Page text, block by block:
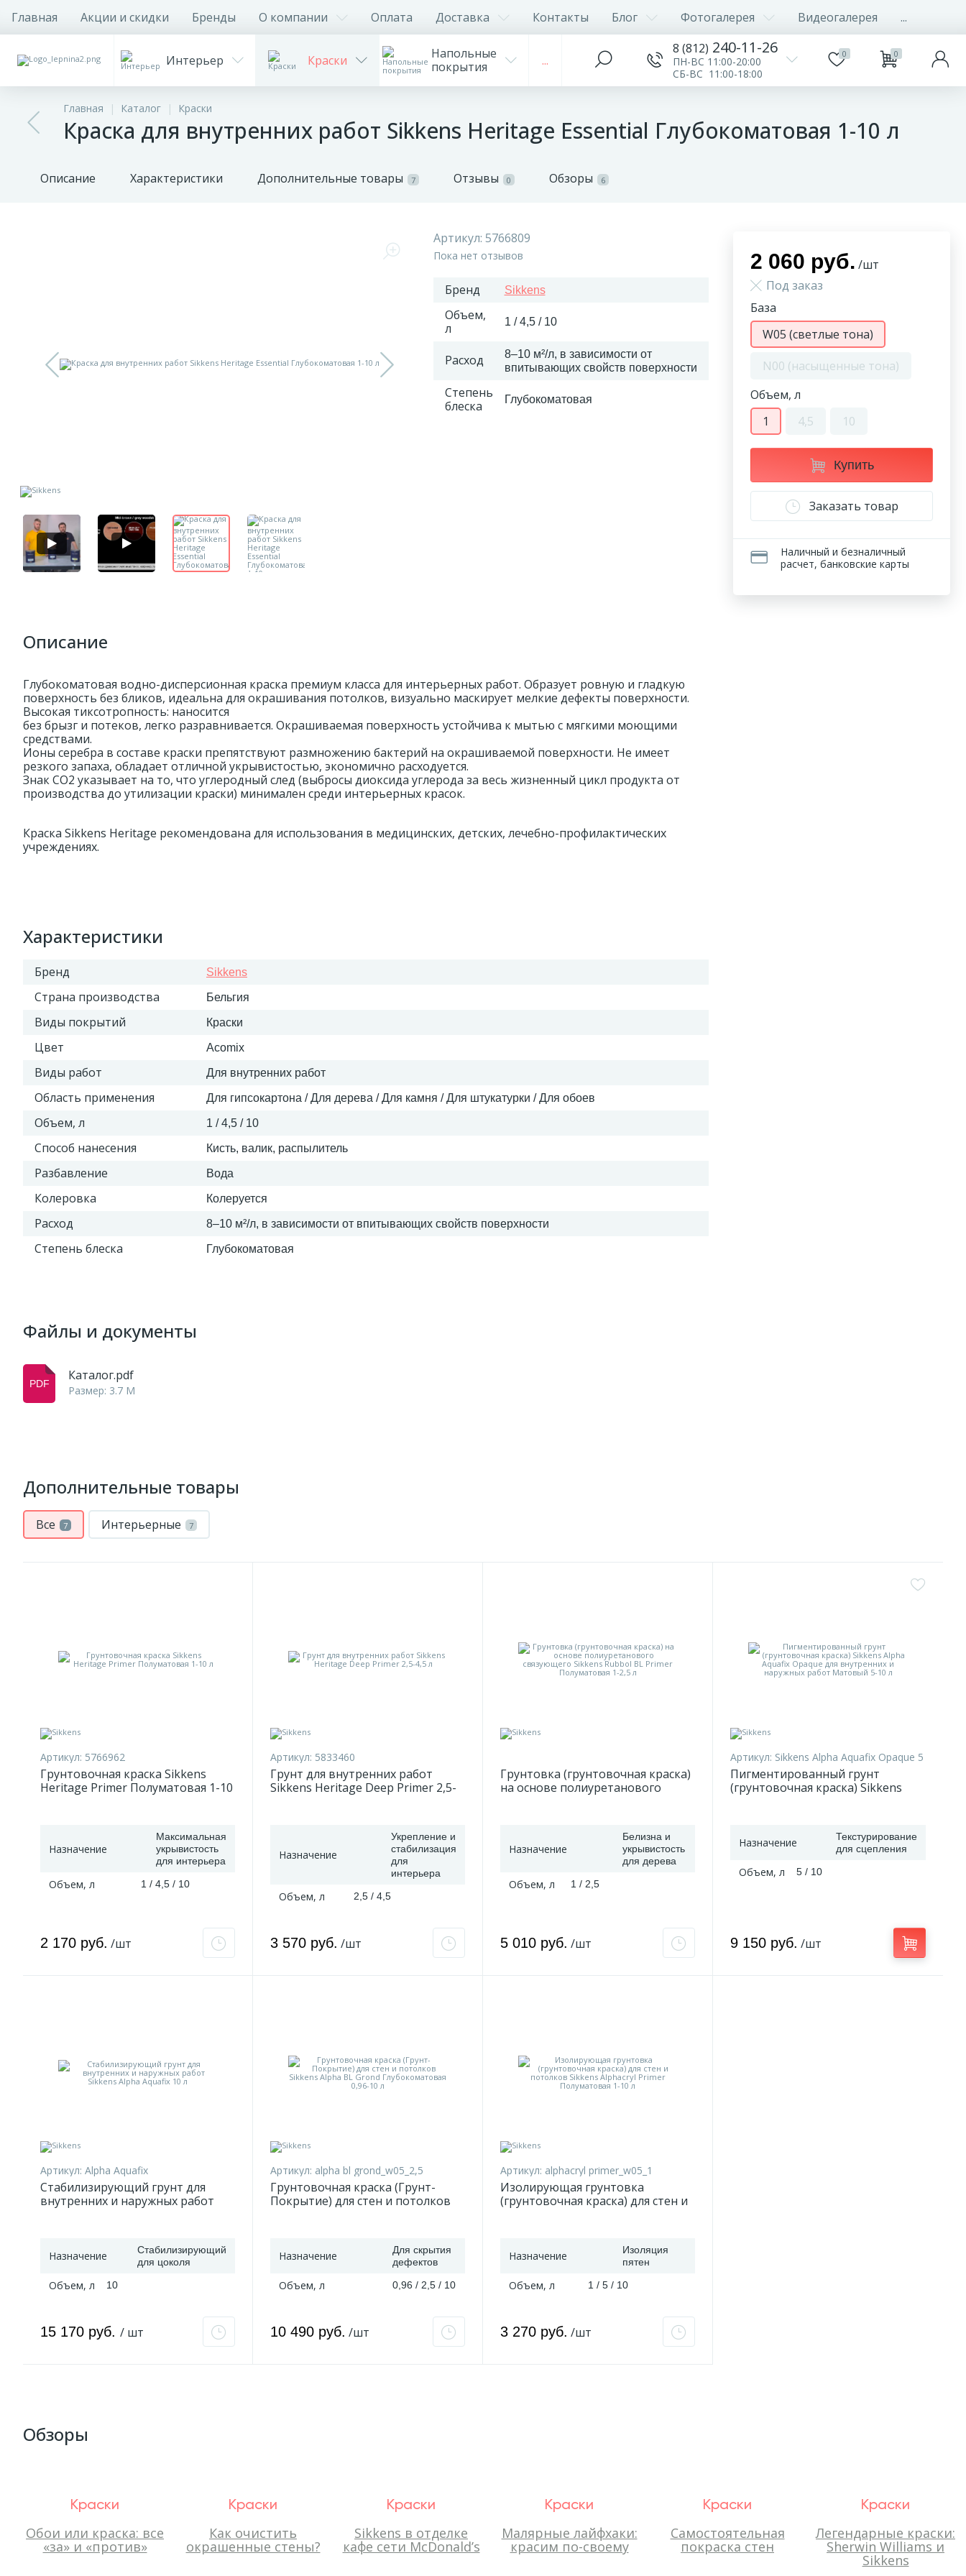
Главная Акции и скидки Бренды О компании Оплата Доставка Контакты Блог Фотогалерея Видеогалерея ...
Интерьер Краски
Напольные
покрытия
...
8 (812) 240-11-26
ПН-ВС 11:00-20:00
СБ-ВС 11:00-18:00
0 0
Главная Каталог Краски
Краска для внутренних работ Sikkens Heritage Essential Глубокоматовая 1-10 л
Описание Характеристики Дополнительные товары 7 Отзывы 0 Обзоры 6
Артикул: 5766809
Пока нет отзывов
Бренд Sikkens
Объем,
л
1 / 4,5 / 10
Расход
8–10 м²/л, в зависимости от
впитывающих свойств поверхности
Степень
блеска
Глубокоматовая
Описание
Глубокоматовая водно-дисперсионная краска премиум класса для интерьерных работ. Образует ровную и гладкую
поверхность без бликов, идеальна для окрашивания потолков, визуально маскирует мелкие дефекты поверхности.
Высокая тиксотропность: наносится
без брызг и потеков, легко разравнивается. Окрашиваемая поверхность устойчива к мытью с мягкими моющими
средствами.
Ионы серебра в составе краски препятствуют размножению бактерий на окрашиваемой поверхности. Не имеет
резкого запаха, обладает отличной укрывистостью, экономично расходуется.
Знак CO2 указывает на то, что углеродный след (выбросы диоксида углерода за весь жизненный цикл продукта от
производства до утилизации краски) минимален среди интерьерных красок.
Краска Sikkens Heritage рекомендована для использования в медицинских, детских, лечебно-профилактических
учреждениях.
Характеристики
Бренд Sikkens
Страна производства Бельгия
Виды покрытий Краски
Цвет Acomix
Виды работ Для внутренних работ
Область применения Для гипсокартона / Для дерева / Для камня / Для штукатурки / Для обоев
Объем, л 1 / 4,5 / 10
Способ нанесения Кисть, валик, распылитель
Разбавление Вода
Колеровка Колеруется
Расход 8–10 м²/л, в зависимости от впитывающих свойств поверхности
Степень блеска Глубокоматовая
Файлы и документы
Каталог.pdf
Размер: 3.7 M
2 060 руб. /шт
Под заказ
База
W05 (светлые тона)
N00 (насыщенные тона)
Объем, л
1
4,5 10
Купить
Заказать товар
Наличный и безналичный
расчет, банковские карты
Дополнительные товары
Все 7 Интерьерные 7
Артикул: 5766962
Грунтовочная краска Sikkens
Heritage Primer Полуматовая 1-10
Назначение
Максимальная
укрывистость
для интерьера
Объем, л 1 / 4,5 / 10
2 170 руб. /шт
Артикул: 5833460
Грунт для внутренних работ
Sikkens Heritage Deep Primer 2,5-
Назначение
Укрепление и
стабилизация
для
интерьера
Объем, л 2,5 / 4,5
3 570 руб. /шт
Грунтовка (грунтовочная краска)
на основе полиуретанового
Назначение
Белизна и
укрывистость
для дерева
Объем, л 1 / 2,5
5 010 руб. /шт
Артикул: Sikkens Alpha Aquafix Opaque 5
Пигментированный грунт
(грунтовочная краска) Sikkens
Назначение
Текстурирование
для сцепления
Объем, л 5 / 10
9 150 руб. /шт
Артикул: Alpha Aquafix
Стабилизирующий грунт для
внутренних и наружных работ
Назначение
Стабилизирующий
для цоколя
Объем, л 10
15 170 руб. / шт
Артикул: alpha bl grond_w05_2,5
Грунтовочная краска (Грунт-
Покрытие) для стен и потолков
Назначение
Для скрытия
дефектов
Объем, л 0,96 / 2,5 / 10
10 490 руб. /шт
Артикул: alphacryl primer_w05_1
Изолирующая грунтовка
(грунтовочная краска) для стен и
Назначение
Изоляция
пятен
Объем, л 1 / 5 / 10
3 270 руб. /шт
Обзоры
Краски
Обои или краска: все
«за» и «против»
Краски
Как очистить
окрашенные стены?
Краски
Sikkens в отделке
кафе сети McDonald’s
Краски
Малярные лайфхаки:
красим по-своему
Краски
Самостоятельная
покраска стен
Краски
Легендарные краски:
Sherwin Williams и
Sikkens